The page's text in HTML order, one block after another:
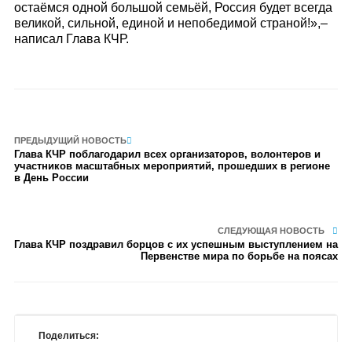
остаёмся одной большой семьёй, Россия будет всегда
великой, сильной, единой и непобедимой страной!»,–
написал Глава КЧР.
ПРЕДЫДУЩИЙ НОВОСТЬ
Глава КЧР поблагодарил всех организаторов, волонтеров и
участников масштабных мероприятий, прошедших в регионе
в День России
СЛЕДУЮЩАЯ НОВОСТЬ
Глава КЧР поздравил борцов с их успешным выступлением на
Первенстве мира по борьбе на поясах
Поделиться: